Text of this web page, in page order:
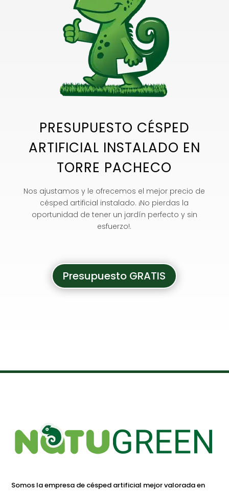
PRESUPUESTO CÉSPED
ARTIFICIAL INSTALADO EN
TORRE PACHECO
Nos ajustamos y le ofrecemos el mejor precio de
césped artificial instalado. ¡No pierdas la
oportunidad de tener un jardín perfecto y sin
esfuerzo!.
Presupuesto GRATIS
Somos la empresa de césped artificial mejor valorada en